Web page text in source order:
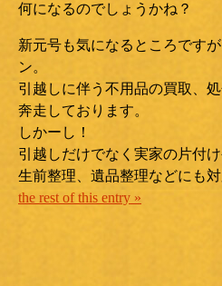
何になるのでしょうかね？
新元号も気になるところです
ン。
引越しに伴う不用品の買取、
奔走しております。
しかーし！
引越しだけでなく実家の片付け
生前整理、遺品整理などにも
the rest of this entry »